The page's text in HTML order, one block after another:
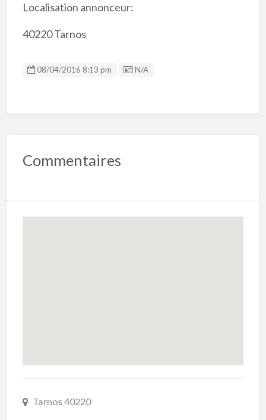
Localisation annonceur:
40220 Tarnos
08/04/2016 8:13 pm Listing ID
N/A
Commentaires
Tarnos 40220